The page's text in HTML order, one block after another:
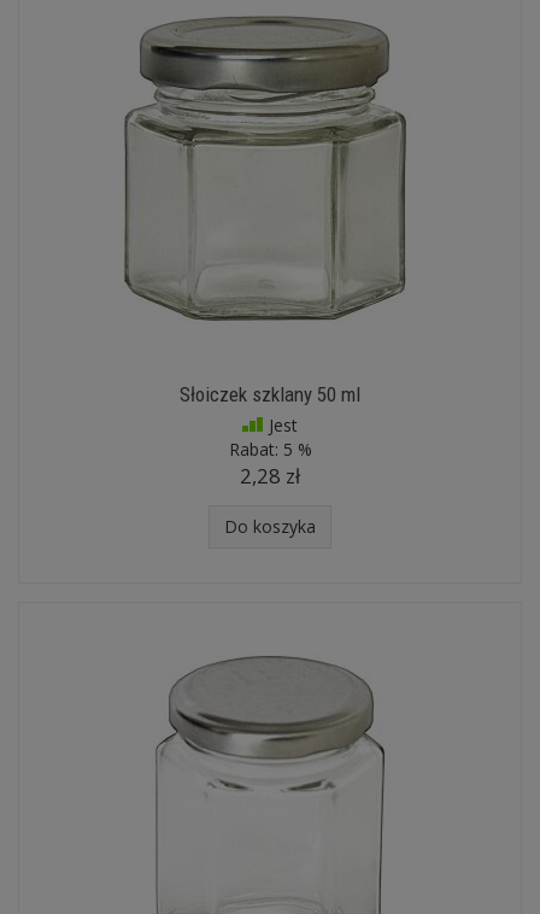
Słoiczek szklany 50 ml
Jest
Rabat: 5 %
2,28 zł
Do koszyka